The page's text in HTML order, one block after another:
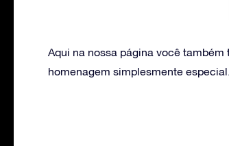
Aqui na nossa página você
homenagem simplesmente especial.